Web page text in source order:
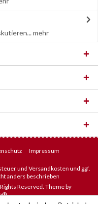
mehr
Impressum
und Versandkosten und ggf.
anders beschrieben
Reserved. Theme by